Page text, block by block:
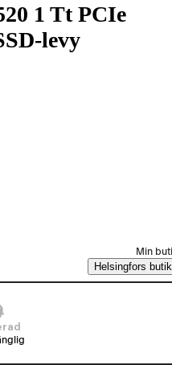
1 Tt PCIe
levy
4 5
Min
Helsingfors butik